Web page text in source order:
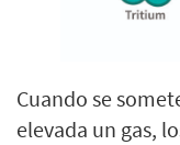
Cuando se
elevada un gas,